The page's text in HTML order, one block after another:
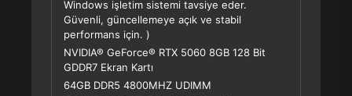
Windows işletim sistemi tavsiye eder.
Güvenli, güncellemeye açık ve stabil
performans için. )
NVIDIA® GeForce® RTX 5060 8GB 128 Bit
GDDR7 Ekran Kartı
64GB DDR5 4800MHZ UDIMM